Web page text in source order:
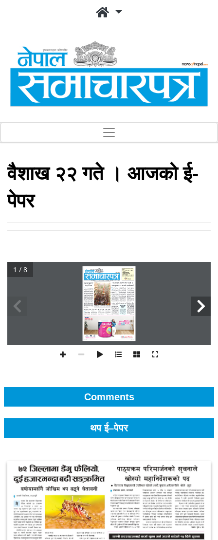
वैशाख २२ गते । आजको ई-
पेपर
1 / 8
Comments
थप ई–पेपर